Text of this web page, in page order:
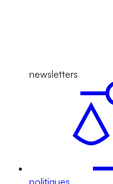
newsletters
politiques